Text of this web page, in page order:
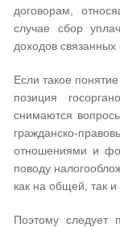
договорам,
случае сбор
доходов
Если такое
позиция
снимаются
гражданско-
отношениями и
поводу
как на общей, так
Поэтому следует